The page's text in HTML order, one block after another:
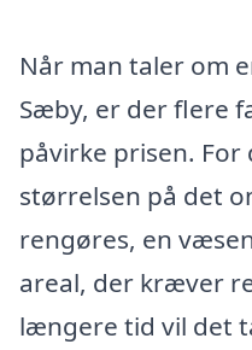
Når man taler om
Sæby, er der flere
påvirke prisen.
størrelsen på det
rengøres, en
areal, der kræver
længere tid vil det